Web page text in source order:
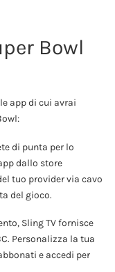
Bowl
app di cui avrai
di punta per lo
dallo store
tuo provider via cavo
del gioco.
Sling TV fornisce
Personalizza la tua
e accedi per